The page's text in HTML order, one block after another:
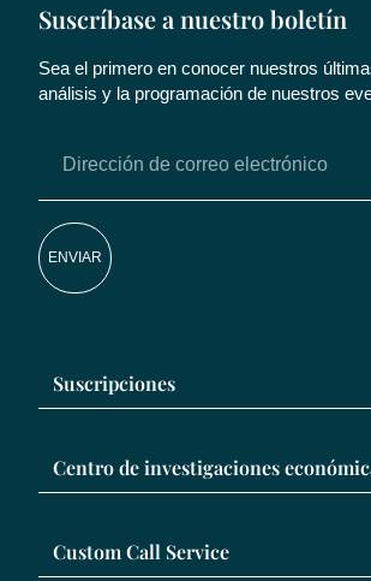
Suscríbase a nuestro boletín
Sea el primero en conocer nuestros
análisis y la programación de nuestros
ENVIAR
Suscripciones
Centro de investigaciones
Custom Call Service